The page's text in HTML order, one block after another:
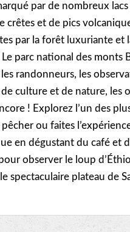
par de nombreux lacs
crêtes et de pics
par la forêt luxuriante et
parc national des monts
randonneurs, les
de culture et de nature, les
! Explorez l’un des
ou faites
en dégustant du café et
observer le loup
spectaculaire plateau de